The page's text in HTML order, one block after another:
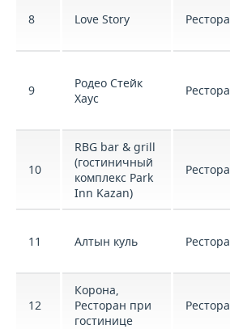
8 Love Story
9
Родео Стейк
Хаус
10
RBG bar & grill
(гостиничный
комплекс Park
Inn Kazan)
11 Алтын куль
12
Корона,
Ресторан при
гостинице